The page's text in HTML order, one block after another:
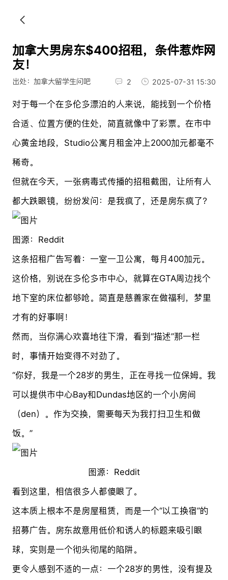
加拿大男房东$400招租，条件惹炸网
友！
出处：加拿大留学生问吧 2 2025-07-31 15:30
对于每一个在多伦多漂泊的人来说，能找到一个价格
合适、位置方便的住处，简直就像中了彩票。在市中
心黄金地段，Studio公寓月租金冲上2000加元都毫不
稀奇。
但就在今天，一张病毒式传播的招租截图，让所有人
都大跌眼镜，纷纷发问：是我疯了，还是房东疯了？
图源：Reddit
这条招租广告写着：一室一卫公寓，每月400加元。
这价格，别说在多伦多市中心，就算在GTA周边找个
地下室的床位都够呛。简直是慈善家在做福利，梦里
才有的好事啊！
然而，当你满心欢喜地往下滑，看到“描述”那一栏
时，事情开始变得不对劲了。
“你好，我是一个28岁的男生，正在寻找一位保姆。我
可以提供市中心Bay和Dundas地区的一个小房间
（den）。作为交换，需要每天为我打扫卫生和做
饭。”
图源：Reddit
看到这里，相信很多人都傻眼了。
这本质上根本不是房屋租赁，而是一个“以工换宿”的
招募广告。房东故意用低价和诱人的标题来吸引眼
球，实则是一个彻头彻尾的陷阱。
更令人感到不适的一点：一个28岁的男性，没有提及